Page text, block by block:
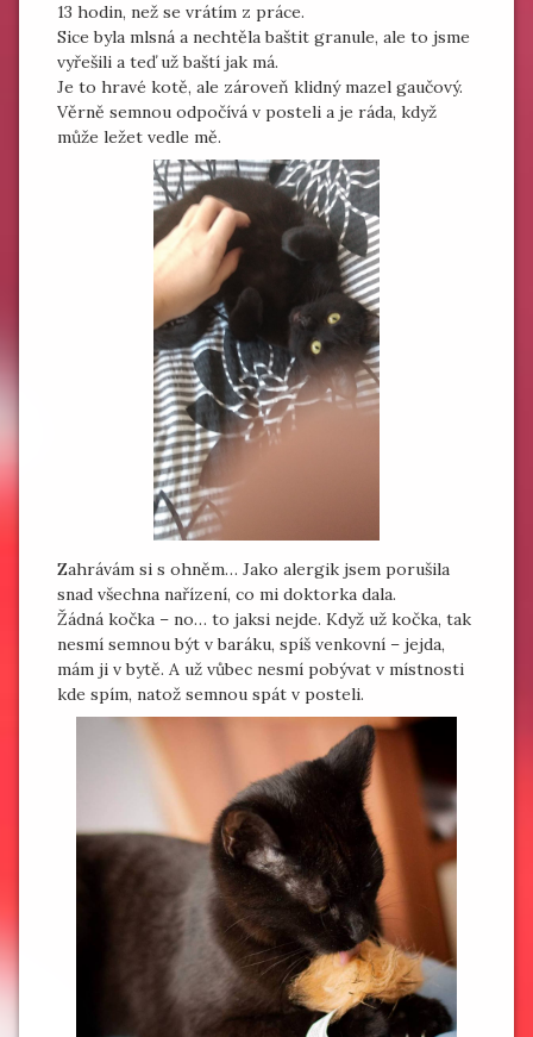
13 hodin, než se vrátím z práce.
Sice byla mlsná a nechtěla baštit granule, ale to jsme
vyřešili a teď už baští jak má.
Je to hravé kotě, ale zároveň klidný mazel gaučový.
Věrně semnou odpočívá v posteli a je ráda, když
může ležet vedle mě.
Zahrávám si s ohněm… Jako alergik jsem porušila
snad všechna nařízení, co mi doktorka dala.
Žádná kočka – no… to jaksi nejde. Když už kočka, tak
nesmí semnou být v baráku, spíš venkovní – jejda,
mám ji v bytě. A už vůbec nesmí pobývat v místnosti
kde spím, natož semnou spát v posteli.